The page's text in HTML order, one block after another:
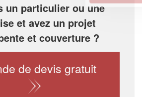
un particulier ou une
et avez un projet
et couverture ?
de devis gratuit